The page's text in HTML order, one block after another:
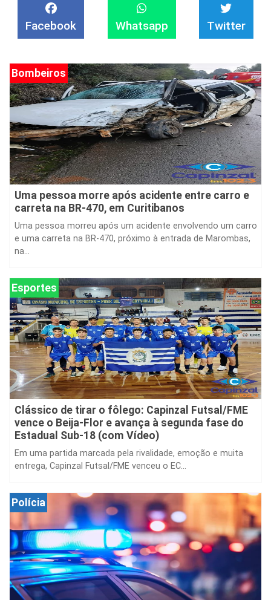
Facebook Whatsapp Twitter
Bombeiros
Uma pessoa morre após acidente entre carro e
carreta na BR-470, em Curitibanos
Uma pessoa morreu após um acidente envolvendo um carro
e uma carreta na BR-470, próximo à entrada de Marombas,
na...
Esportes
Clássico de tirar o fôlego: Capinzal Futsal/FME
vence o Beija-Flor e avança à segunda fase do
Estadual Sub-18 (com Vídeo)
Em uma partida marcada pela rivalidade, emoção e muita
entrega, Capinzal Futsal/FME venceu o EC...
Polícia